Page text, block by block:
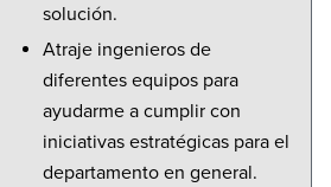
solución.
Atraje ingenieros de
diferentes equipos para
ayudarme a cumplir con
iniciativas estratégicas para el
departamento en general.